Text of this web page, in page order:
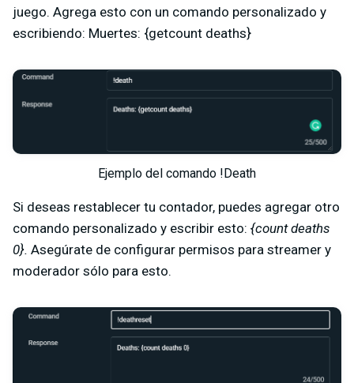
juego. Agrega esto con un comando personalizado y
escribiendo: Muertes: {getcount deaths}
Ejemplo del comando !Death
Si deseas restablecer tu contador, puedes agregar otro
comando personalizado y escribir esto: {count deaths
0}. Asegúrate de configurar permisos para streamer y
moderador sólo para esto.